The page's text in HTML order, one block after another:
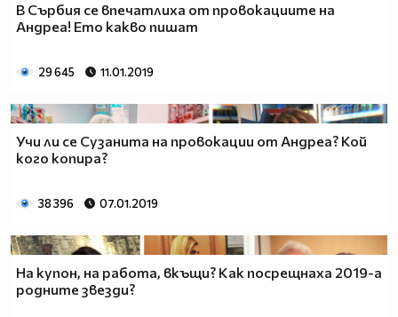
В Сърбия се впечатлиха от провокациите на
Андреа! Ето какво пишат
29 645 11.01.2019
Учи ли се Сузанита на провокации от Андреа? Кой
кого копира?
38 396 07.01.2019
На купон, на работа, вкъщи? Как посрещнаха 2019-а
родните звезди?